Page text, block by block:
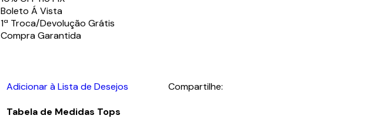
Boleto Á Vista
1ª Troca/Devolução Grátis
Compra Garantida
Adicionar à Lista de Desejos
Tabela de Medidas Tops
Compartilhe: